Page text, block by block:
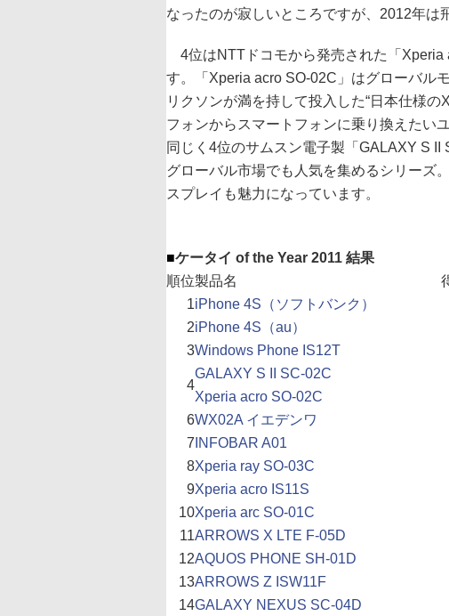
なったのが寂しいところですが、2012年は
4位はNTTドコモから発売された「Xperia
す。「Xperia acro SO-02C」はグローバル
リクソンが満を持して投入した“日本仕様
フォンからスマートフォンに乗り換えたい
同じく4位のサムスン電子製「GALAXY S
グローバル市場でも人気を集めるシリーズ
スプレイも魅力になっています。
■ケータイ of the Year 2011 結果
順位製品名
1iPhone 4S（ソフトバンク）
2iPhone 4S（au）
3Windows Phone IS12T
4
GALAXY S II SC-02C
Xperia acro SO-02C
6WX02A イエデンワ
7 INFOBAR A01
8Xperia ray SO-03C
9Xperia acro IS11S
10Xperia arc SO-01C
11ARROWS X LTE F-05D
12AQUOS PHONE SH-01D
13ARROWS Z ISW11F
14GALAXY NEXUS SC-04D